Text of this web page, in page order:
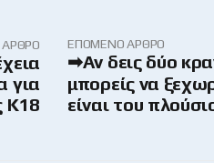
για
Κ18
ΕΠΌΜΕΝΟ ΆΡΘΡΟ
➡Αν δεις δύο
μπορείς να
είναι του